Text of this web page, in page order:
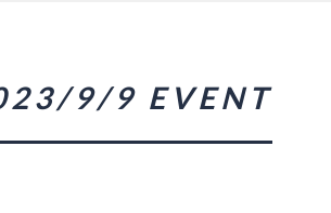
9/9 EVENT